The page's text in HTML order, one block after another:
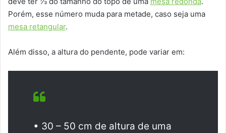
Porém, esse número muda para metade, caso seja uma
mesa retangular.
Além disso, a altura do pendente, pode variar em:
• 30 – 50 cm de altura de uma